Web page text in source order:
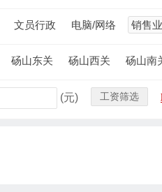
文员行政 电脑/网络 销售
砀山东关 砀山西关 砀山南
(元) 工资筛选